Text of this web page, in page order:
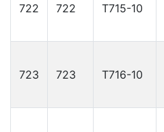
722 722 Т715-10
723 723 Т716-10